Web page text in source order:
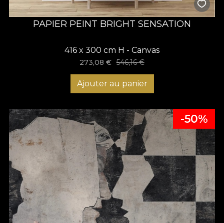
PAPIER PEINT BRIGHT SENSATION
416 x 300 cm H - Canvas
273,08€ 546,16€
Ajouter au panier
-50%